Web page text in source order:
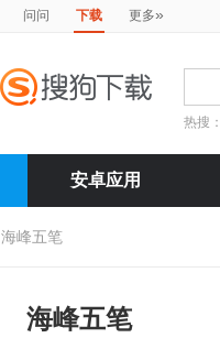
问问 下载 更多»
热搜：
安卓应用
海峰五笔
海峰五笔